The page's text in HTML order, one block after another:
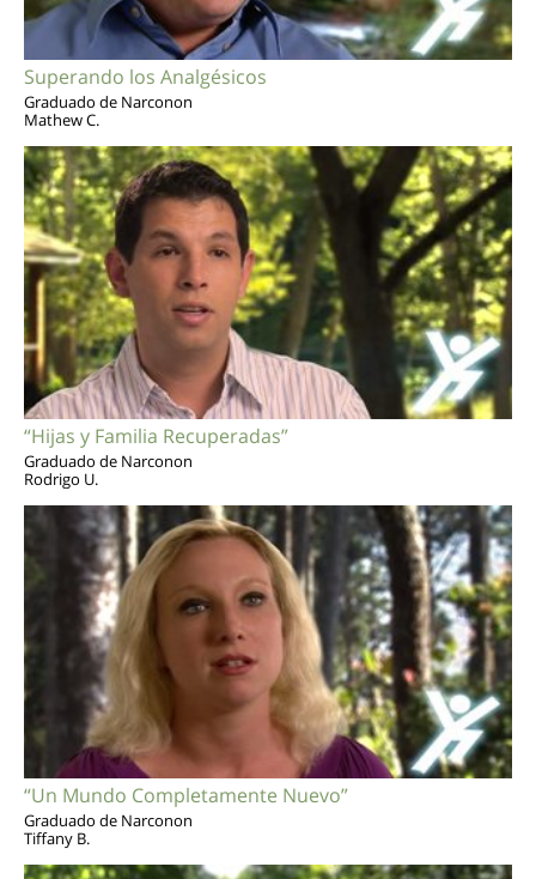
Superando los Analgésicos
Graduado de Narconon
Mathew C.
“Hijas y Familia Recuperadas”
Graduado de Narconon
Rodrigo U.
“Un Mundo Completamente Nuevo”
Graduado de Narconon
Tiffany B.